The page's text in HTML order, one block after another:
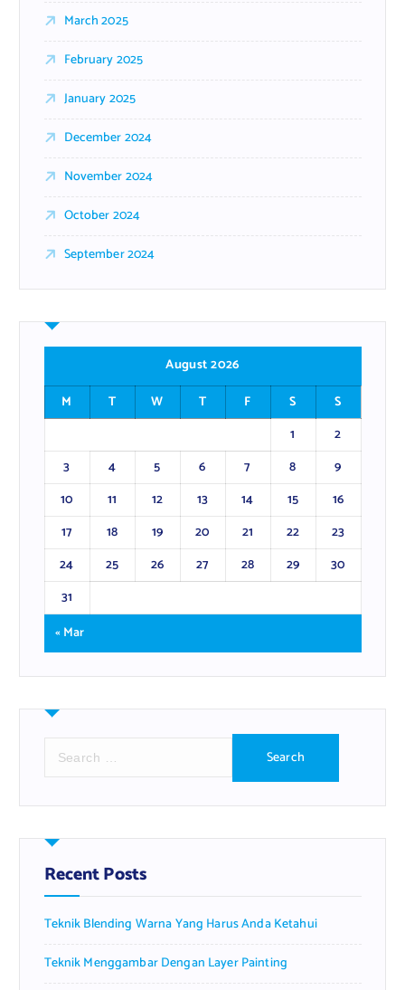
March 2025
February 2025
January 2025
December 2024
November 2024
October 2024
September 2024
August 2026
M
T W T F S
S
1
2
3
4 5 6 7 8
9
10
11 12 13 14 15
16
17
18 19 20 21 22
23
24
25 26 27 28 29
30
31
« Mar
r
h
f
o
:
Recent Posts
Teknik Blending Warna Yang Harus Anda Ketahui
Teknik Menggambar Dengan Layer Painting